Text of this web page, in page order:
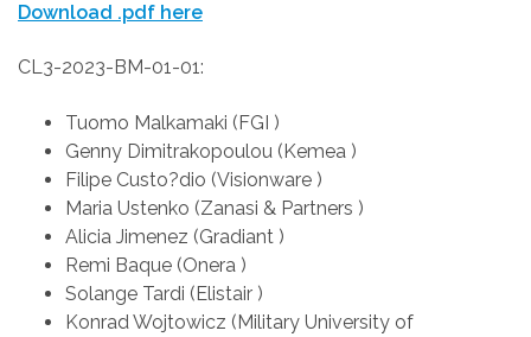
Download .pdf here
CL3-2023-BM-01-01:
Tuomo Malkamaki (FGI )
Genny Dimitrakopoulou (Kemea )
Filipe Custo?dio (Visionware )
Maria Ustenko (Zanasi & Partners )
Alicia Jimenez (Gradiant )
Remi Baque (Onera )
Solange Tardi (Elistair )
Konrad Wojtowicz (Military University of